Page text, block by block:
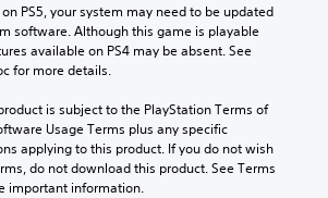
PS5, your system may need to be updated
software. Although this game is playable
available on PS4 may be absent. See
for more details.
is subject to the PlayStation Terms of
Usage Terms plus any specific
applying to this product. If you do not wish
do not download this product. See Terms
important information.